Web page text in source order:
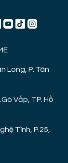
Long, P. Tân
Vấp, TP. Hồ
Tĩnh, P.25,